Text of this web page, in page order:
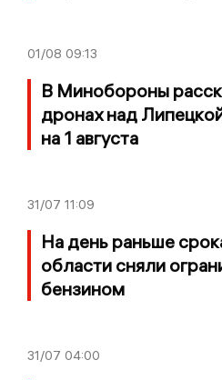
01/08 09:13
В Минобороны
дронах над
на 1 августа
31/07 11:09
На день раньше
области сняли
бензином
31/07 04:00